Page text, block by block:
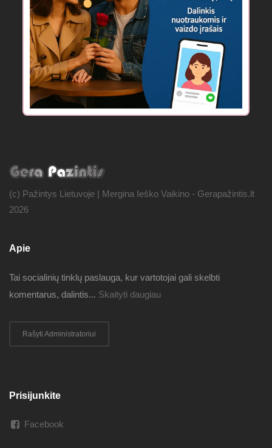
(c) Pažintys Lietuvoje | Mergina Ieško Vaikino - Gerapažintis.lt
2026
Apie
Tai socialinių tinklų paslauga, kur vartotojai gali skelbti
komentarus, dalintis... Skaityti daugiau
Rašyti Administratoriui
Prisijunkite
Facebook